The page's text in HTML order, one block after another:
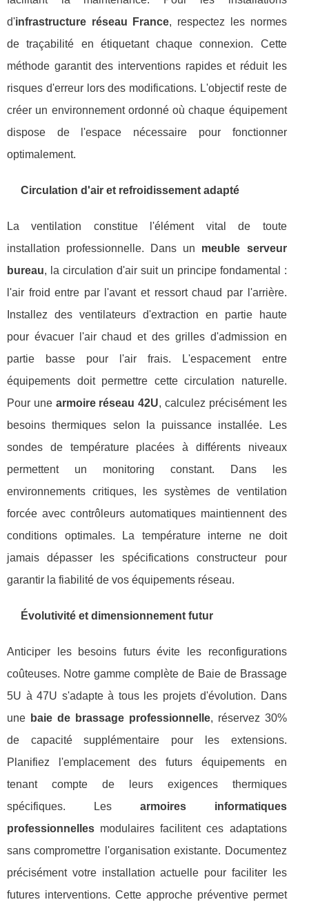
d'infrastructure réseau France, respectez les normes
de traçabilité en étiquetant chaque connexion. Cette
méthode garantit des interventions rapides et réduit les
risques d'erreur lors des modifications. L'objectif reste de
créer un environnement ordonné où chaque équipement
dispose de l'espace nécessaire pour fonctionner
optimalement.
Circulation d'air et refroidissement adapté
La ventilation constitue l'élément vital de toute
installation professionnelle. Dans un meuble serveur
bureau, la circulation d'air suit un principe fondamental :
l'air froid entre par l'avant et ressort chaud par l'arrière.
Installez des ventilateurs d'extraction en partie haute
pour évacuer l'air chaud et des grilles d'admission en
partie basse pour l'air frais. L'espacement entre
équipements doit permettre cette circulation naturelle.
Pour une armoire réseau 42U, calculez précisément les
besoins thermiques selon la puissance installée. Les
sondes de température placées à différents niveaux
permettent un monitoring constant. Dans les
environnements critiques, les systèmes de ventilation
forcée avec contrôleurs automatiques maintiennent des
conditions optimales. La température interne ne doit
jamais dépasser les spécifications constructeur pour
garantir la fiabilité de vos équipements réseau.
Évolutivité et dimensionnement futur
Anticiper les besoins futurs évite les reconfigurations
coûteuses. Notre gamme complète de Baie de Brassage
5U à 47U s'adapte à tous les projets d'évolution. Dans
une baie de brassage professionnelle, réservez 30%
de capacité supplémentaire pour les extensions.
Planifiez l'emplacement des futurs équipements en
tenant compte de leurs exigences thermiques
spécifiques. Les armoires informatiques
professionnelles modulaires facilitent ces adaptations
sans compromettre l'organisation existante. Documentez
précisément votre installation actuelle pour faciliter les
futures interventions. Cette approche préventive permet